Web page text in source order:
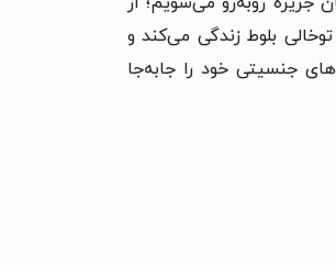
بلوط زندگی می‌کند و
جنسیتی خود را جابه‌جا